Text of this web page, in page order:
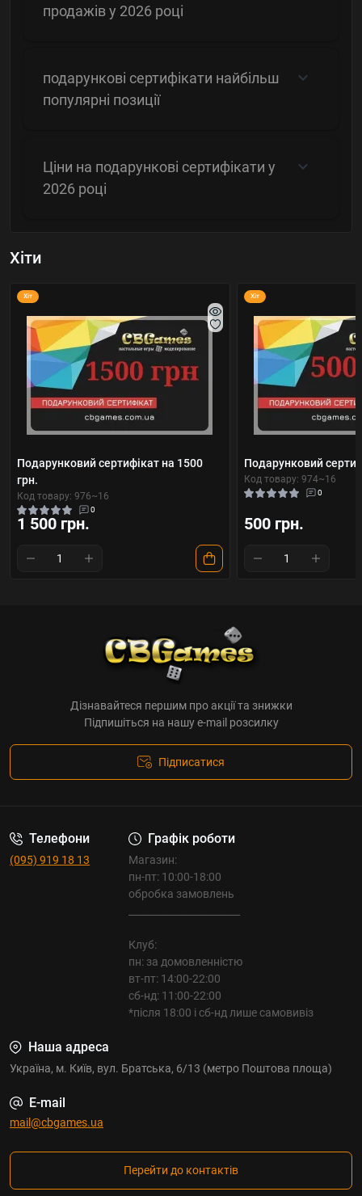
продажів у 2026 році
подарункові сертифікати найбільш
популярні позиції
Ціни на подарункові сертифікати у
2026 році
Хіти
Хіт
Подарунковий сертифікат на 1500
грн.
Код товару: 976~16
0
1 500 грн.
Хіт
Подарунковий
Код товару: 974~16
0
500 грн.
Дізнавайтеся першим про акції та знижки
Підпишіться на нашу e-mail розсилку
Підписатися
Телефони
(095) 919 18 13
Графік роботи
Магазин:
пн-пт: 10:00-18:00
обробка замовлень
Клуб:
пн: за домовленністю
вт-пт: 14:00-22:00
сб-нд: 11:00-22:00
*після 18:00 і сб-нд лише самовивіз
Наша адреса
Україна, м. Київ, вул. Братська, 6/13 (метро Поштова площа)
E-mail
mail@cbgames.ua
Перейти до контактів